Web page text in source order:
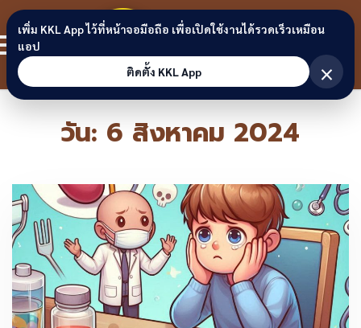
Skip to content
ขอนแก่น
ลิงก์
วัน: 6 สิงหาคม 2024
เพิ่ม KKL App ไว้ที่หน้าจอมือถือ เพื่อเปิดใช้งานได้รวดเร็วเหมือน
แอป
ติดตั้ง KKL App
×